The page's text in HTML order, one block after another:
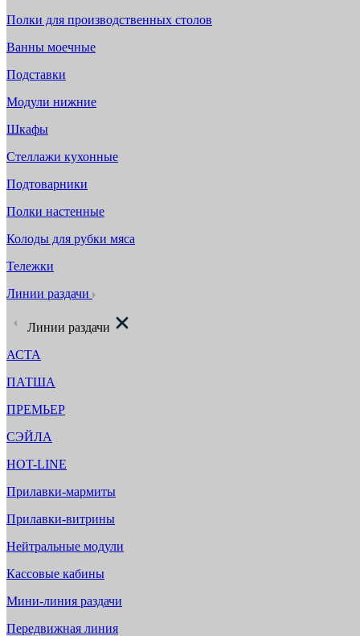
Полки для производственных столов
Ванны моечные
Подставки
Модули нижние
Шкафы
Стеллажи кухонные
Подтоварники
Полки настенные
Колоды для рубки мяса
Тележки
Линии раздачи
Линии раздачи
АСТА
ПАТША
ПРЕМЬЕР
СЭЙЛА
HOT-LINE
Прилавки-мармиты
Прилавки-витрины
Нейтральные модули
Кассовые кабины
Мини-линия раздачи
Передвижная линия